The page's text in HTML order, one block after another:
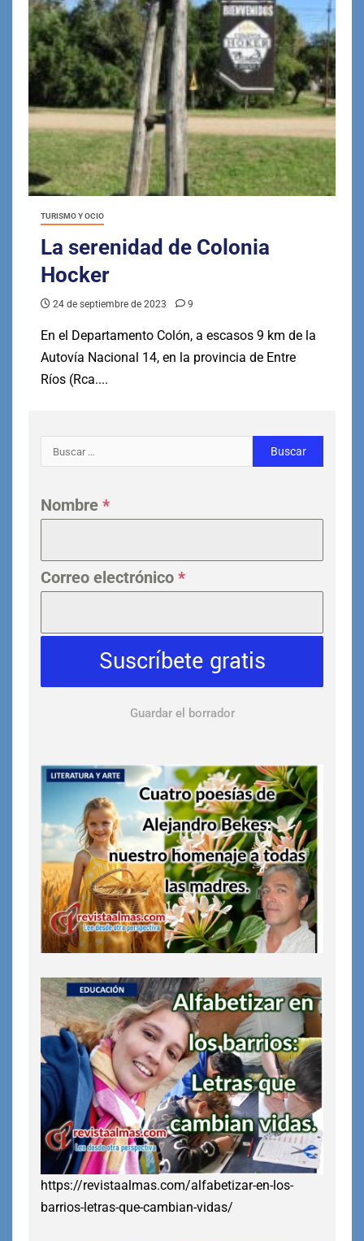
TURISMO Y OCIO
La serenidad de Colonia
Hocker
24 de septiembre de 2023 9
En el Departamento Colón, a escasos 9 km de la
Autovía Nacional 14, en la provincia de Entre
Ríos (Rca....
Nombre *
Correo electrónico *
Suscríbete gratis
Guardar el borrador
https://revistaalmas.com/alfabetizar-en-los-
barrios-letras-que-cambian-vidas/